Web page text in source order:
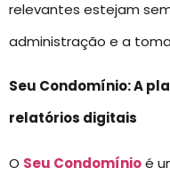
relevantes estejam
administração e a
Seu Condomínio: A
relatórios digitais
O Seu Condomínioé